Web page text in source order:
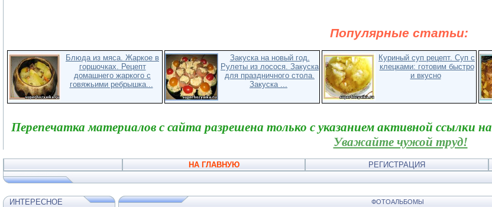
Популярные статьи:
Блюда из мяса. Жаркое в
горшочках. Рецепт
домашнего жаркого с
говяжьими ребрышка...
Закуска на новый год.
Рулеты из лосося. Закуска
для праздничного стола.
Закуска ...
Куриный суп рецепт. Суп с
клецками: готовим быстро
и вкусно
Перепечатка материалов с сайта разрешена только с указанием активной ссылки на
Уважайте чужой труд!
НА ГЛАВНУЮ РЕГИСТРАЦИЯ
ИНТЕРЕСНОЕ ФОТОАЛЬБОМЫ